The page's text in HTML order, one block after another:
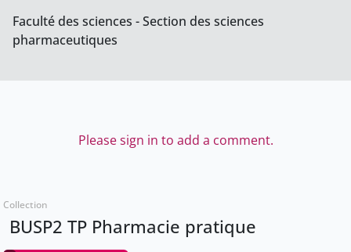
Faculté des sciences - Section des sciences
pharmaceutiques
Please sign in to add a comment.
Collection
BUSP2 TP Pharmacie pratique